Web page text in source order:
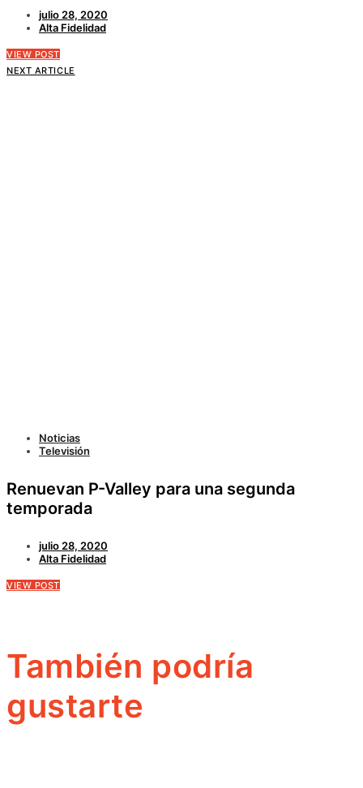
julio 28, 2020
Alta Fidelidad
VIEW POST
NEXT ARTICLE
Noticias
Televisión
Renuevan P-Valley para una segunda
temporada
julio 28, 2020
Alta Fidelidad
VIEW POST
También podría
gustarte